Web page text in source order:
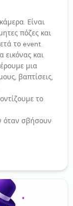
Είναι
πόζες και
το event.
εικόνας και
μια
βαπτίσεις,
το
όταν σβήσουν